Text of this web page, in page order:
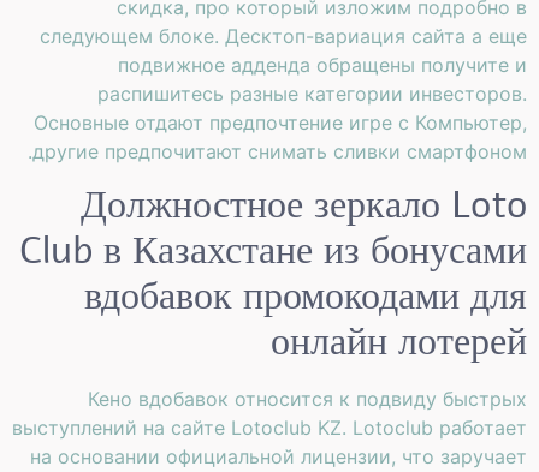
скидка, про который изложим подробно в
следующем блоке. Десктоп-вариация сайта а еще
подвижное адденда обращены получите и
распишитесь разные категории инвесторов.
Основные отдают предпочтение игре с Компьютер,
другие предпочитают снимать сливки смартфоном.
Должностное зеркало Loto
Club в Казахстане из бонусами
вдобавок промокодами для
онлайн лотерей
Кено вдобавок относится к подвиду быстрых
выступлений на сайте Lotoclub KZ. Lotoclub работает
на основании официальной лицензии, что заручает